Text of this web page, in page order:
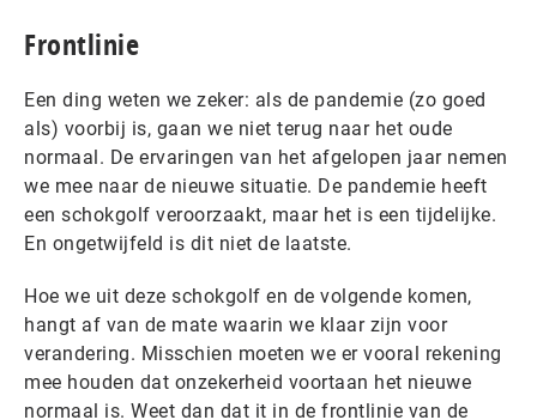
Frontlinie
Een ding weten we zeker: als de pandemie (zo goed
als) voorbij is, gaan we niet terug naar het oude
normaal. De ervaringen van het afgelopen jaar nemen
we mee naar de nieuwe situatie. De pandemie heeft
een schokgolf veroorzaakt, maar het is een tijdelijke.
En ongetwijfeld is dit niet de laatste.
Hoe we uit deze schokgolf en de volgende komen,
hangt af van de mate waarin we klaar zijn voor
verandering. Misschien moeten we er vooral rekening
mee houden dat onzekerheid voortaan het nieuwe
normaal is. Weet dan dat it in de frontlinie van de